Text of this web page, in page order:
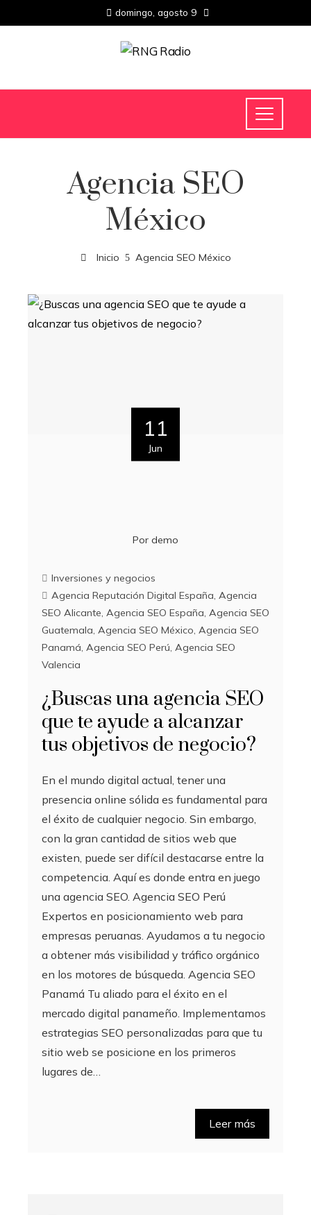
domingo, agosto 9
Agencia SEO
México
Inicio Agencia SEO México
11
Jun
Por demo
Inversiones y negocios
Agencia Reputación Digital España, Agencia
SEO Alicante, Agencia SEO España, Agencia SEO
Guatemala, Agencia SEO México, Agencia SEO
Panamá, Agencia SEO Perú, Agencia SEO
Valencia
¿Buscas una agencia SEO
que te ayude a alcanzar
tus objetivos de negocio?
En el mundo digital actual, tener una
presencia online sólida es fundamental para
el éxito de cualquier negocio. Sin embargo,
con la gran cantidad de sitios web que
existen, puede ser difícil destacarse entre la
competencia. Aquí es donde entra en juego
una agencia SEO. Agencia SEO Perú
Expertos en posicionamiento web para
empresas peruanas. Ayudamos a tu negocio
a obtener más visibilidad y tráfico orgánico
en los motores de búsqueda. Agencia SEO
Panamá Tu aliado para el éxito en el
mercado digital panameño. Implementamos
estrategias SEO personalizadas para que tu
sitio web se posicione en los primeros
lugares de…
Leer más